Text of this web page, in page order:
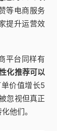
等电商服务
提升运营效
平台同样有
化推荐可以
价值增长5
忽视但真正
他们。